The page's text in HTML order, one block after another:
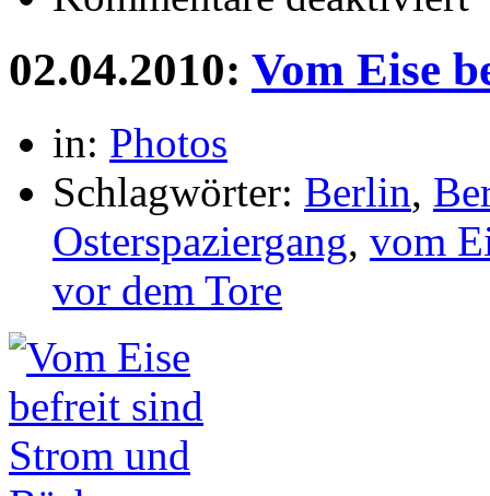
02.04.2010: Vom Eise
in: Photos
Schlagwörter: Berlin,
Osterspaziergang, vom
vor dem Tore